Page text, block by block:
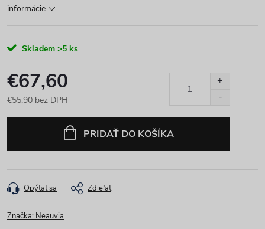
informácie
Skladem >5 ks
€67,60
€55,90 bez DPH
PRIDAŤ DO KOŠÍKA
Opýtať sa Zdieľať
Značka: Neauvia